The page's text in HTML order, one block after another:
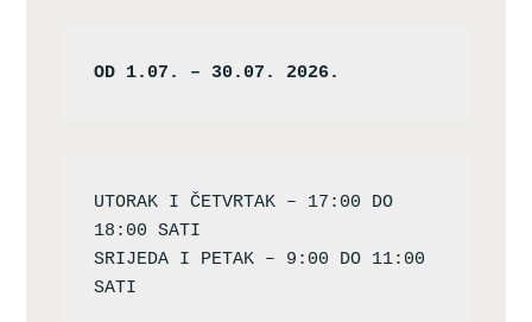
OD 1.07. – 30.07. 2026.
UTORAK I ČETVRTAK – 17:00 DO
18:00 SATI
SRIJEDA I PETAK – 9:00 DO 11:00